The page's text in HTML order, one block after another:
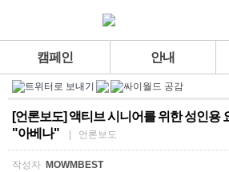
캠페인 안내
[언론보도] 액티브 시니어를 위한 성인용
"아베나"
| 언론보도
작성자 MOWMBEST